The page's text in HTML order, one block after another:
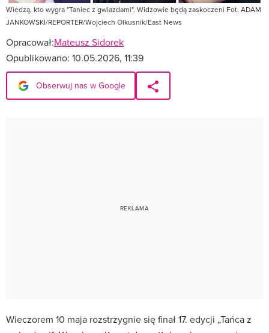
Wiedzą, kto wygra "Taniec z gwiazdami". Widzowie będą zaskoczeni Fot. ADAM
JANKOWSKI/REPORTER/Wojciech Olkusnik/East News
Opracował:Mateusz Sidorek
Opublikowano: 10.05.2026, 11:39
Obserwuj nas w Google
Wieczorem 10 maja rozstrzygnie się finał 17. edycji „Tańca z